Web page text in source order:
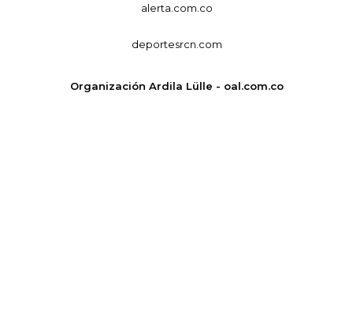
alerta.com.co
deportesrcn.com
Organización Ardila Lülle - oal.com.co